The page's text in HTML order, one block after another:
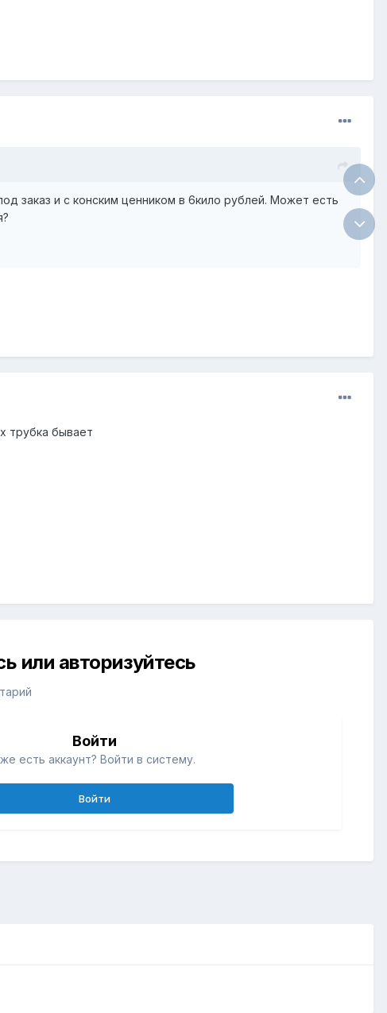
заказ и с конским ценником в 6кило рублей. Может есть
трубка бывает
или авторизуйтесь
Войти
есть аккаунт? Войти в систему.
Войти